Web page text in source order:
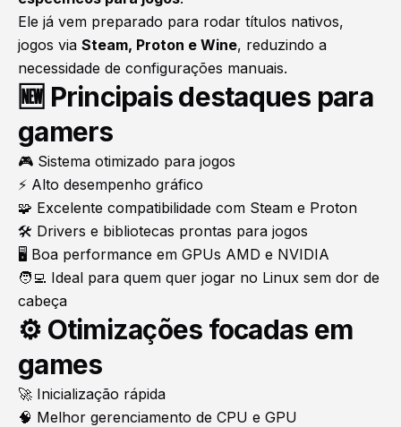
Ele já vem preparado para rodar títulos nativos,
jogos via Steam, Proton e Wine, reduzindo a
necessidade de configurações manuais.
🆕 Principais destaques para
gamers
🎮 Sistema otimizado para jogos
⚡ Alto desempenho gráfico
🧩 Excelente compatibilidade com Steam e Proton
🛠️ Drivers e bibliotecas prontas para jogos
🖥️ Boa performance em GPUs AMD e NVIDIA
🧑‍💻 Ideal para quem quer jogar no Linux sem dor de
cabeça
⚙️ Otimizações focadas em
games
🚀 Inicialização rápida
🧠 Melhor gerenciamento de CPU e GPU